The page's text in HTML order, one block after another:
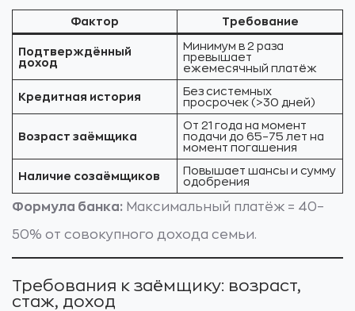
Фактор Требование
Подтверждённый
доход
Минимум в 2 раза
превышает
ежемесячный платёж
Кредитная история
Без системных
просрочек (>30 дней)
Возраст заёмщика
От 21 года на момент
подачи до 65–75 лет на
момент погашения
Наличие созаёмщиков
Повышает шансы и сумму
одобрения
Формула банка: Максимальный платёж = 40–
50% от совокупного дохода семьи.
Требования к заёмщику: возраст,
стаж, доход